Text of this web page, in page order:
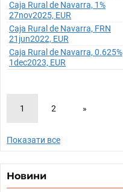
Caja Rural de Navarra, 1%
27nov2025, EUR
Caja Rural de Navarra, FRN
21jun2022, EUR
Caja Rural de Navarra, 0.625%
1dec2023, EUR
1 2 »
Показати все
Новини